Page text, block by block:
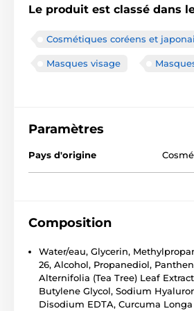
Le produit est classé dans
Cosmétiques coréens et
Masques visage
Paramètres
Pays d'origine
Composition
Water/eau, Glycerin,
26, Alcohol, Propanediol,
Alternifolia (Tea Tree) Leaf
Butylene Glycol, Sodium
Disodium EDTA, Curcuma